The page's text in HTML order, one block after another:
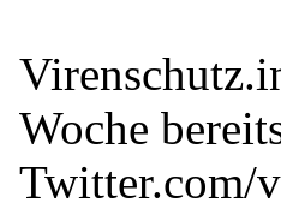
Woche
Twitter.com/